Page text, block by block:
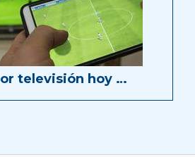
televisión hoy …